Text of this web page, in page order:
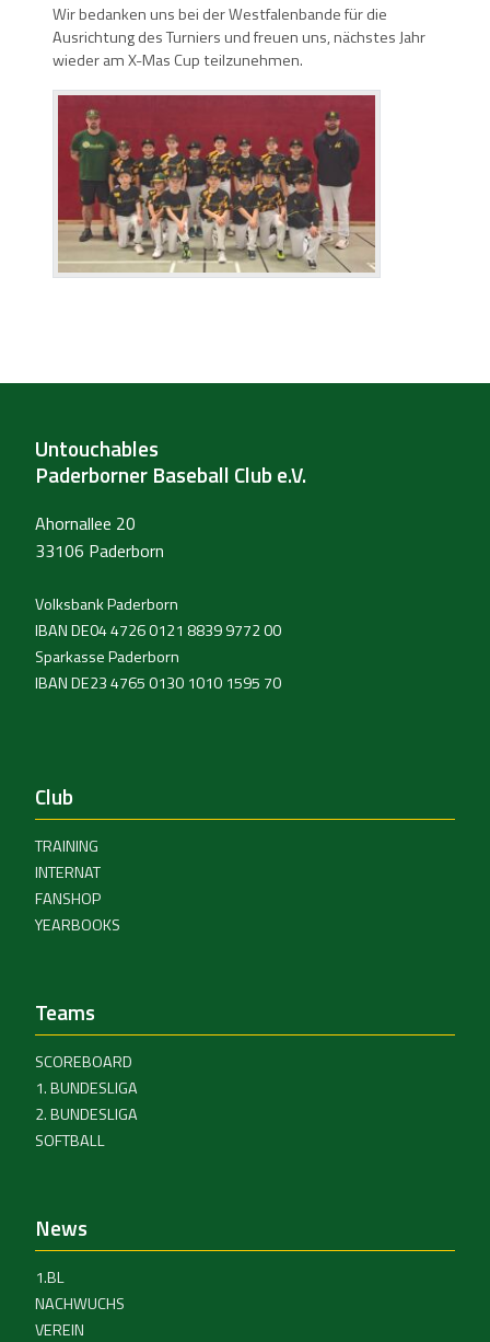
Wir bedanken uns bei der Westfalenbande für die
Ausrichtung des Turniers und freuen uns, nächstes Jahr
wieder am X-Mas Cup teilzunehmen.
Untouchables
Paderborner Baseball Club e.V.
Ahornallee 20
33106 Paderborn
Volksbank Paderborn
IBAN DE04 4726 0121 8839 9772 00
Sparkasse Paderborn
IBAN DE23 4765 0130 1010 1595 70
Club
TRAINING
INTERNAT
FANSHOP
YEARBOOKS
Teams
SCOREBOARD
1. BUNDESLIGA
2. BUNDESLIGA
SOFTBALL
News
1.BL
NACHWUCHS
VEREIN